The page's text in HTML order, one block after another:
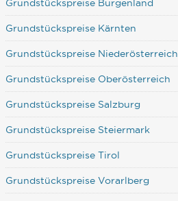
Grundstückspreise Burgenland
Grundstückspreise Kärnten
Grundstückspreise Niederösterreich
Grundstückspreise Oberösterreich
Grundstückspreise Salzburg
Grundstückspreise Steiermark
Grundstückspreise Tirol
Grundstückspreise Vorarlberg